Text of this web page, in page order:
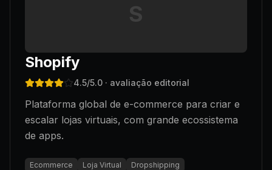
S
Shopify
4.5/5.0 · avaliação editorial
Plataforma global de e-commerce para criar e
escalar lojas virtuais, com grande ecossistema
de apps.
Ecommerce Loja Virtual
Dropshipping